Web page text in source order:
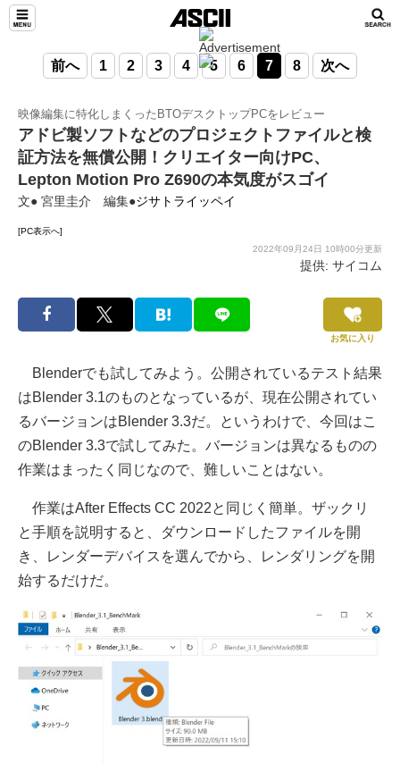
前へ 1 2 3 4 5 6 7 8 次へ
映像編集に特化しまくったBTOデスクトップPCをレビュー
アドビ製ソフトなどのプロジェクトファイルと検
証方法を無償公開！クリエイター向けPC、
Lepton Motion Pro Z690の本気度がスゴイ
文● 宮里圭介 編集●ジサトライッペイ
[PC表示へ]
2022年09月24日 10時00分更新
提供: サイコム
お気に入り
Blenderでも試してみよう。公開されているテスト結果
はBlender 3.1のものとなっているが、現在公開されてい
るバージョンはBlender 3.3だ。というわけで、今回はこ
のBlender 3.3で試してみた。バージョンは異なるものの
作業はまったく同じなので、難しいことはない。
作業はAfter Effects CC 2022と同じく簡単。ザックリ
と手順を説明すると、ダウンロードしたファイルを開
き、レンダーデバイスを選んでから、レンダリングを開
始するだけだ。